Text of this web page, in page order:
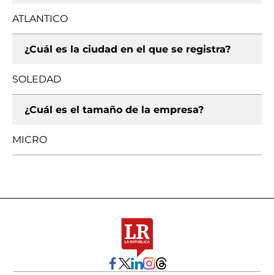
ATLANTICO
¿Cuál es la ciudad en el que se registra?
SOLEDAD
¿Cuál es el tamaño de la empresa?
MICRO